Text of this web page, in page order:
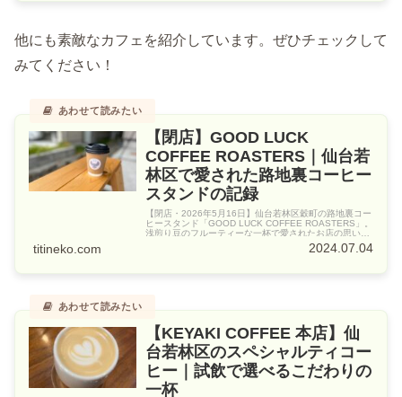
他にも素敵なカフェを紹介しています。ぜひチェックして
みてください！
【閉店】GOOD LUCK
COFFEE ROASTERS｜仙台若
林区で愛された路地裏コーヒー
スタンドの記録
【閉店・2026年5月16日】仙台若林区穀町の路地裏コー
ヒースタンド「GOOD LUCK COFFEE ROASTERS」。
浅煎り豆のフルーティーな一杯で愛されたお店の思い出
titineko.com 2024.07.04
【KEYAKI COFFEE 本店】仙
台若林区のスペシャルティコー
ヒー｜試飲で選べるこだわりの
一杯